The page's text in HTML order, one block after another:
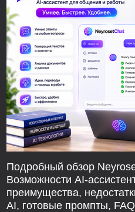
Подробный обзор
Возможности AI-
преимущества,
AI, готовые промпты,